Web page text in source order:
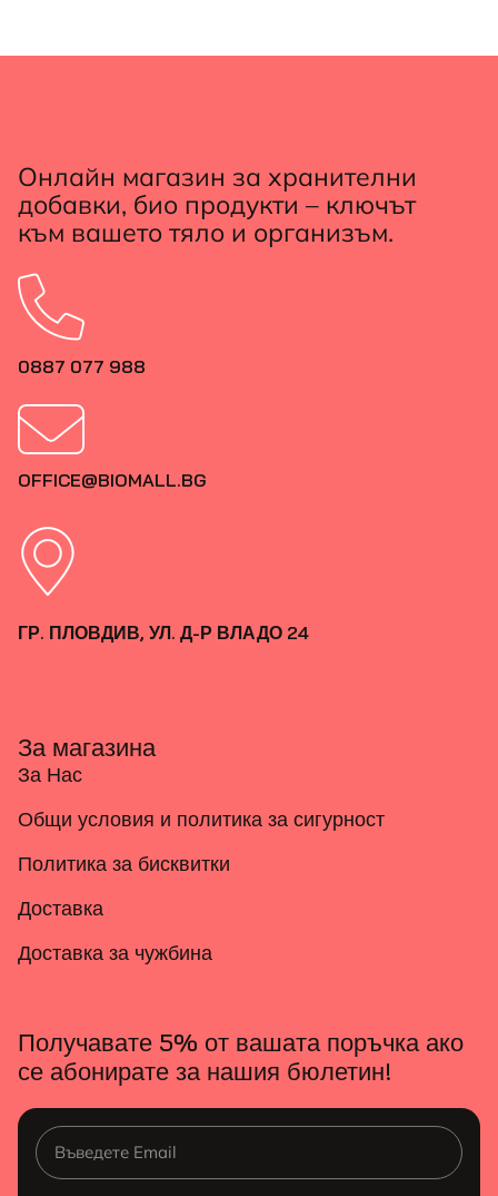
Онлайн магазин за хранителни
добавки, био продукти – ключът
към вашето тяло и организъм.
0887 077 988
OFFICE@BIOMALL.BG
ГР. ПЛОВДИВ, УЛ. Д-Р ВЛАДО 24
За магазина
За Нас
Общи условия и политика за сигурност
Политика за бисквитки
Доставка
Доставка за чужбина
Получавате 5% от вашата поръчка ако
се абонирате за нашия бюлетин!